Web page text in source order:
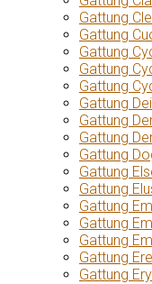
Gattung
Gattung
Gattung
Gattung
Gattung
Gattung
Gattung
Gattung
Gattung
Gattung
Gattung
Gattung
Gattung
Gattung
Gattung
Gattung